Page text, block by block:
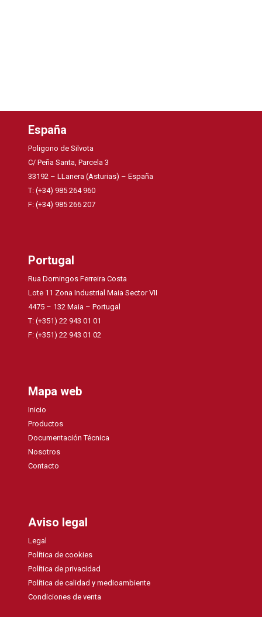
España
Poligono de Silvota
C/ Peña Santa, Parcela 3
33192 – LLanera (Asturias) – España
T: (+34) 985 264 960
F: (+34) 985 266 207
Portugal
Rua Domingos Ferreira Costa
Lote 11 Zona Industrial Maia Sector VII
4475 – 132 Maia – Portugal
T: (+351) 22 943 01 01
F: (+351) 22 943 01 02
Mapa web
Inicio
Productos
Documentación Técnica
Nosotros
Contacto
Aviso legal
Legal
Política de cookies
Política de privacidad
Política de calidad y medioambiente
Condiciones de venta